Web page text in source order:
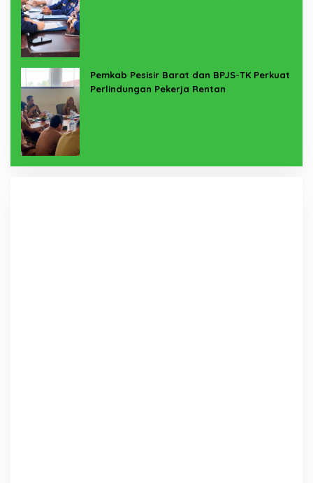
Pemkab Pesisir Barat dan BPJS-TK Perkuat
Perlindungan Pekerja Rentan